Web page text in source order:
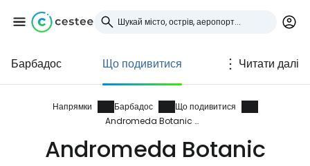
Барбадос Що подивитися Читати далі
Напрямки Барбадос
Що подивитися
Andromeda Botanic Gardens
Andromeda Botanic
Увійдіть до Cestee
... світова туристична спільнота
Продовжуйте з Google